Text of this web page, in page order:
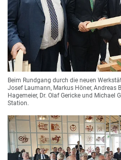
Beim Rundgang durch die neuen
Josef Laumann, Markus Höner, Andreas
Hagemeier, Dr. Olaf Gericke und Michael
Station.